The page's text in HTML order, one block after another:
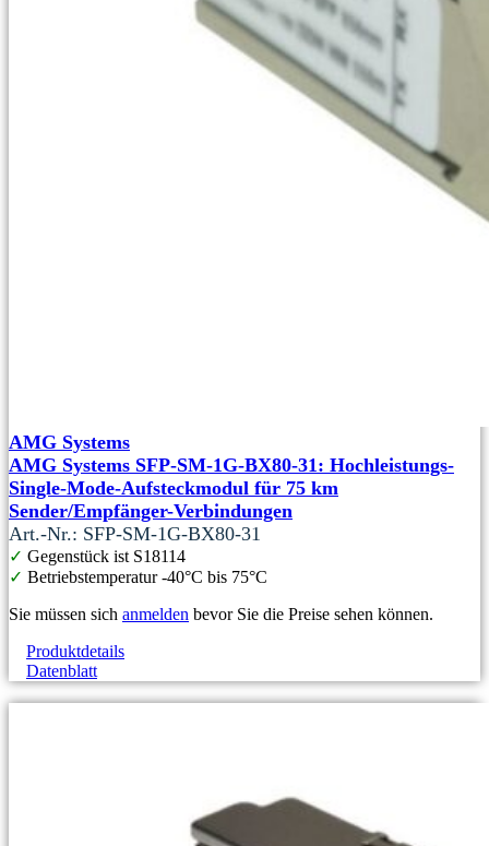
AMG Systems
AMG Systems SFP-SM-1G-BX80-31: Hochleistungs-
Single-Mode-Aufsteckmodul für 75 km
Sender/Empfänger-Verbindungen
Art.-Nr.: SFP-SM-1G-BX80-31
✓ Gegenstück ist S18114
✓ Betriebstemperatur -40°C bis 75°C
Sie müssen sich anmelden bevor Sie die Preise sehen können.
Produktdetails
Datenblatt